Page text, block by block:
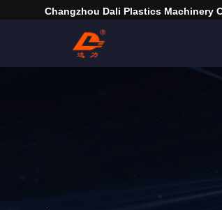
Changzhou Dali Plastics Machinery